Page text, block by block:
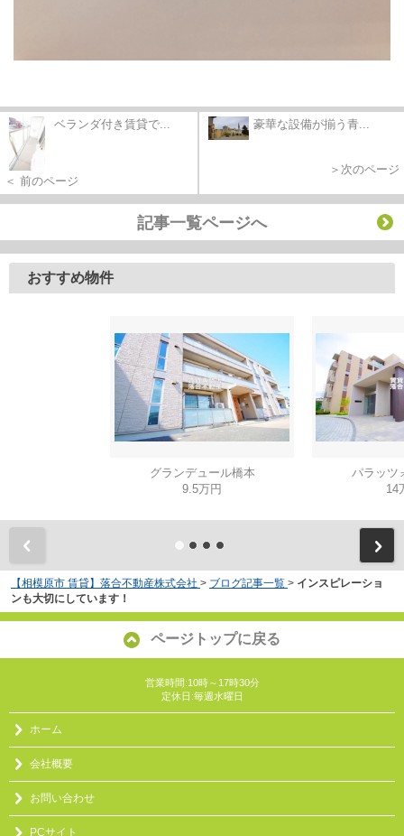
ベランダ付き賃貸で...
＜ 前のページ
豪華な設備が揃う青...
＞次のページ
記事一覧ページへ
おすすめ物件
グランデュール橋本
9.5万円
パラッツ
14
【相模原市 賃貸】落合不動産株式会社 > ブログ記事一覧 > インスピレーショ
ンも大切にしています！
ページトップに戻る
営業時間:10時～17時30分
定休日:毎週水曜日
ホーム
会社概要
お問い合わせ
PCサイト